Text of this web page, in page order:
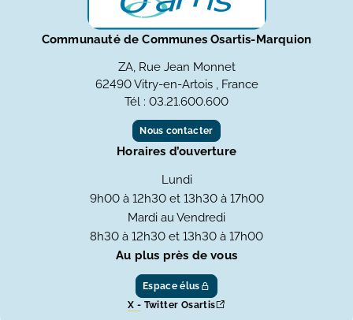
Communauté de Communes Osartis-Marquion
ZA, Rue Jean Monnet
62490 Vitry-en-Artois , France
Tél : 03.21.600.600
Nous contacter
Horaires d’ouverture
Lundi
9h00 à 12h30 et 13h30 à 17h00
Mardi au Vendredi
8h30 à 12h30 et 13h30 à 17h00
Au plus près de vous
Espace élus
X - Twitter Osartis